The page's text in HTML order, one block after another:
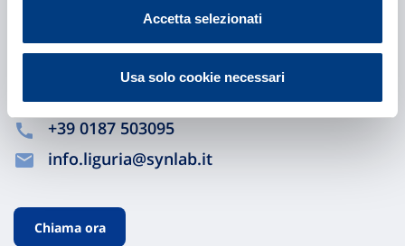
Accetta selezionati
Usa solo cookie necessari
Corso Nazionale 122
19126 La Spezia (SP)
+39 0187 503095
info.liguria@synlab.it
Chiama ora